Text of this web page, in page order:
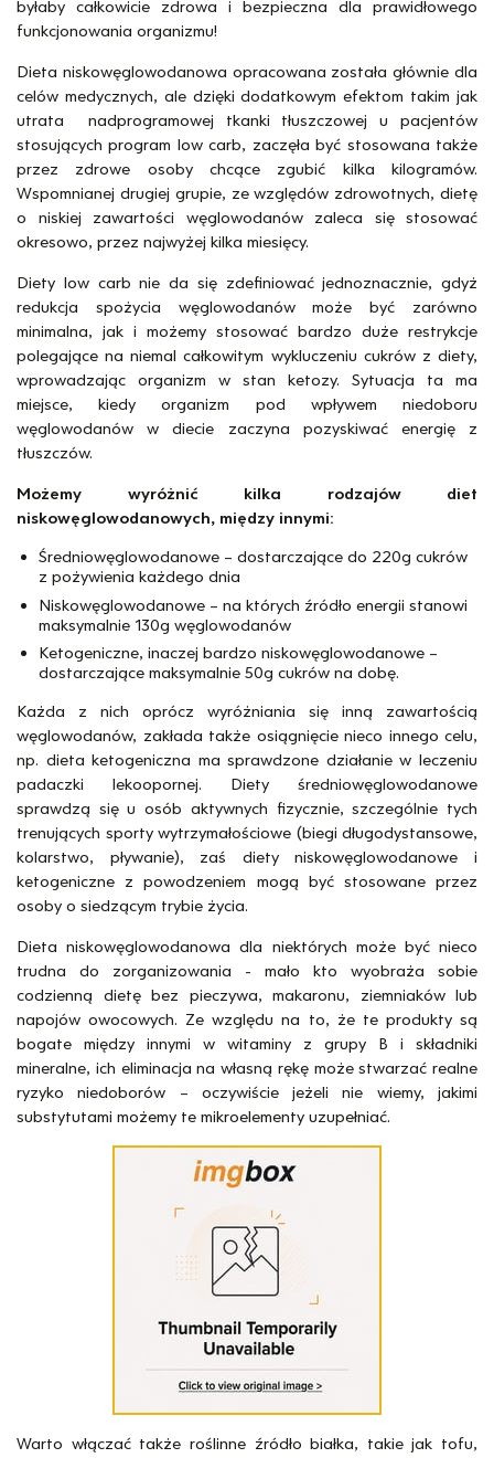
byłaby całkowicie zdrowa i bezpieczna dla prawidłowego
funkcjonowania organizmu!
Dieta niskowęglowodanowa opracowana została głównie dla
celów medycznych, ale dzięki dodatkowym efektom takim jak
utrata nadprogramowej tkanki tłuszczowej u pacjentów
stosujących program low carb, zaczęła być stosowana także
przez zdrowe osoby chcące zgubić kilka kilogramów.
Wspomnianej drugiej grupie, ze względów zdrowotnych, dietę
o niskiej zawartości węglowodanów zaleca się stosować
okresowo, przez najwyżej kilka miesięcy.
Diety low carb nie da się zdefiniować jednoznacznie, gdyż
redukcja spożycia węglowodanów może być zarówno
minimalna, jak i możemy stosować bardzo duże restrykcje
polegające na niemal całkowitym wykluczeniu cukrów z diety,
wprowadzając organizm w stan ketozy. Sytuacja ta ma
miejsce, kiedy organizm pod wpływem niedoboru
węglowodanów w diecie zaczyna pozyskiwać energię z
tłuszczów.
Możemy wyróżnić kilka rodzajów diet
niskowęglowodanowych, między innymi:
Średniowęglowodanowe – dostarczające do 220g cukrów
z pożywienia każdego dnia
Niskowęglowodanowe – na których źródło energii stanowi
maksymalnie 130g węglowodanów
Ketogeniczne, inaczej bardzo niskowęglowodanowe –
dostarczające maksymalnie 50g cukrów na dobę.
Każda z nich oprócz wyróżniania się inną zawartością
węglowodanów, zakłada także osiągnięcie nieco innego celu,
np. dieta ketogeniczna ma sprawdzone działanie w leczeniu
padaczki lekoopornej. Diety średniowęglowodanowe
sprawdzą się u osób aktywnych fizycznie, szczególnie tych
trenujących sporty wytrzymałościowe (biegi długodystansowe,
kolarstwo, pływanie), zaś diety niskowęglowodanowe i
ketogeniczne z powodzeniem mogą być stosowane przez
osoby o siedzącym trybie życia.
Dieta niskowęglowodanowa dla niektórych może być nieco
trudna do zorganizowania - mało kto wyobraża sobie
codzienną dietę bez pieczywa, makaronu, ziemniaków lub
napojów owocowych. Ze względu na to, że te produkty są
bogate między innymi w witaminy z grupy B i składniki
mineralne, ich eliminacja na własną rękę może stwarzać realne
ryzyko niedoborów – oczywiście jeżeli nie wiemy, jakimi
substytutami możemy te mikroelementy uzupełniać.
Warto włączać także roślinne źródło białka, takie jak tofu,